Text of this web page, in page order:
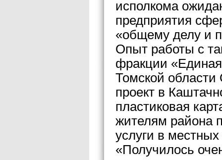
исполкома
предприятия
«общему делу и
Опыт работы с
фракции
Томской
проект в
пластиковая
жителям района
услуги в
«Получилось